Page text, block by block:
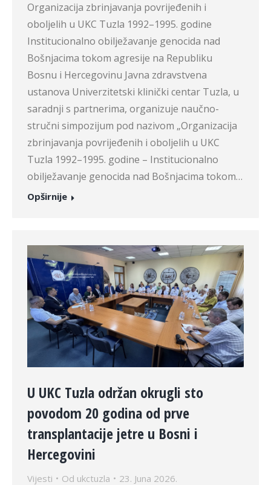
Organizacija zbrinjavanja povrijeđenih i
oboljelih u UKC Tuzla 1992–1995. godine
Institucionalno obilježavanje genocida nad
Bošnjacima tokom agresije na Republiku
Bosnu i Hercegovinu Javna zdravstvena
ustanova Univerzitetski klinički centar Tuzla, u
saradnji s partnerima, organizuje naučno-
stručni simpozijum pod nazivom „Organizacija
zbrinjavanja povrijeđenih i oboljelih u UKC
Tuzla 1992–1995. godine – Institucionalno
obilježavanje genocida nad Bošnjacima tokom…
Opširnije
U UKC Tuzla održan okrugli sto
povodom 20 godina od prve
transplantacije jetre u Bosni i
Hercegovini
Vijesti Od ukctuzla 23. Juna 2026.